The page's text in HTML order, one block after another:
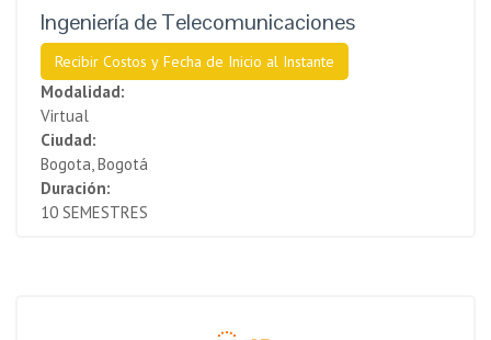
Ingeniería de Telecomunicaciones
Recibir Costos y Fecha de Inicio al Instante
Modalidad:
Virtual
Ciudad:
Bogota, Bogotá
Duración:
10 SEMESTRES